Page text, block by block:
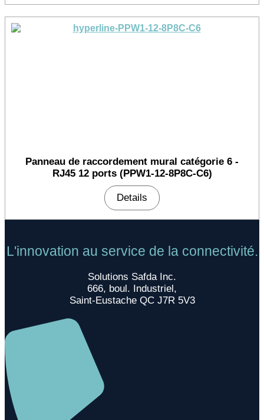
Panneau de raccordement mural catégorie 6 -
RJ45 12 ports (PPW1-12-8P8C-C6)
Details
L'innovation au service de la connectivité.
Solutions Safda Inc.
666, boul. Industriel,
Saint-Eustache QC J7R 5V3